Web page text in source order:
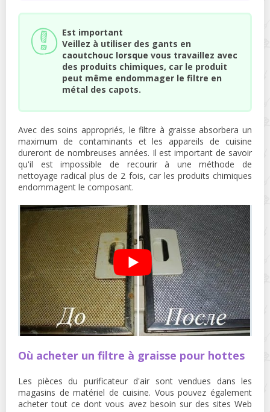
Est important
Veillez à utiliser des gants en
caoutchouc lorsque vous travaillez avec
des produits chimiques, car le produit
peut même endommager le filtre en
métal des capots.
Avec des soins appropriés, le filtre à graisse absorbera un
maximum de contaminants et les appareils de cuisine
dureront de nombreuses années. Il est important de savoir
qu'il est impossible de recourir à une méthode de
nettoyage radical plus de 2 fois, car les produits chimiques
endommagent le composant.
Où acheter un filtre à graisse pour hottes
Les pièces du purificateur d'air sont vendues dans les
magasins de matériel de cuisine. Vous pouvez également
acheter tout ce dont vous avez besoin sur des sites Web